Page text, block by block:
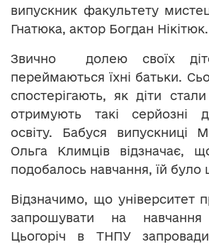
випускник факультету
Гнатюка, актор Богдан Нікітюк.
Звично долею своїх
переймаються їхні батьки.
спостерігають, як діти
отримують такі серйозні
освіту. Бабуся випускниці
Ольга Климців відзначає,
подобалось навчання, їй було
Відзначимо, що університет
запрошувати на
Цьогоріч в ТНПУ